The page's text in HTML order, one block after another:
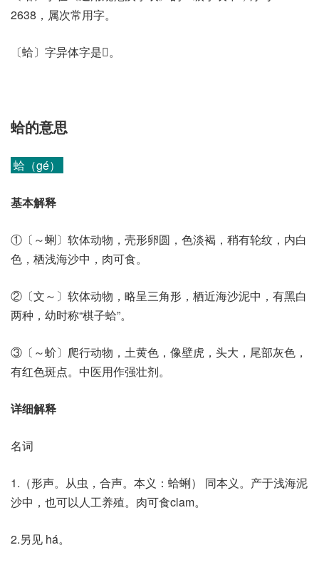
2638，属次常用字。
〔蛤〕字异体字是𧊧。
蛤的意思
蛤（gé）
基本解释
①〔～蜊〕软体动物，壳形卵圆，色淡褐，稍有轮纹，内白
色，栖浅海沙中，肉可食。
②〔文～〕软体动物，略呈三角形，栖近海沙泥中，有黑白
两种，幼时称“棋子蛤”。
③〔～蚧〕爬行动物，土黄色，像壁虎，头大，尾部灰色，
有红色斑点。中医用作强壮剂。
详细解释
名词
1.（形声。从虫，合声。本义：蛤蜊） 同本义。产于浅海泥
沙中，也可以人工养殖。肉可食clam。
2.另见 há。